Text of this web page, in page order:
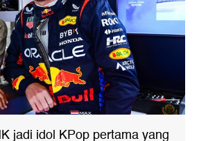
jadi idol KPop pertama yang